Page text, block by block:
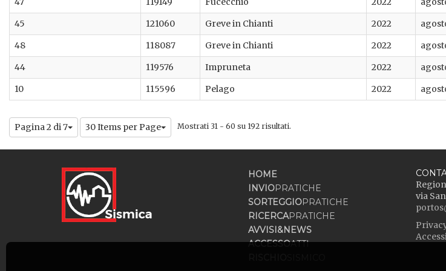
45
121060 Greve in Chianti 2022
48
118087 Greve in Chianti 2022
44
119576 Impruneta 2022
10
115596 Pelago 2022
Pagina 2 di 7 30 Items per Page Mostrati 31 - 60 su 192 risultati.
HOME
INVIOPRATICHE
SORTEGGIOPRATICHE
RICERCAPRATICHE
AVVISI&NEWS
ACCESSOATTI
via